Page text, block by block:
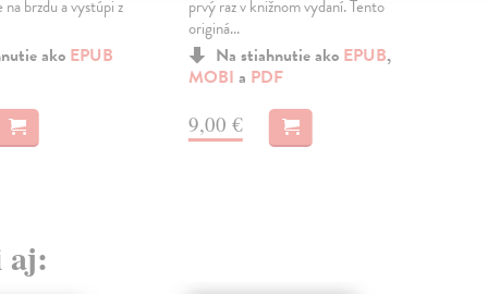
brzdu a vystúpi z
ako EPUB
prvý raz v knižnom vydaní. Tento
originá...
Na stiahnutie ako EPUB,
MOBI a PDF
9,00 €
aj: